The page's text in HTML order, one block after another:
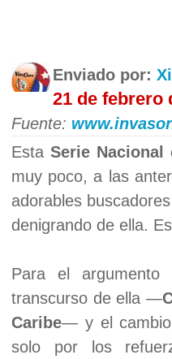
Enviado por:
21 de febrero
Fuente:
Esta Serie Nacional
muy poco, a las
adorables
denigrando de ella.
Para el
transcurso de ella —
Caribe— y el cambio
solo por los